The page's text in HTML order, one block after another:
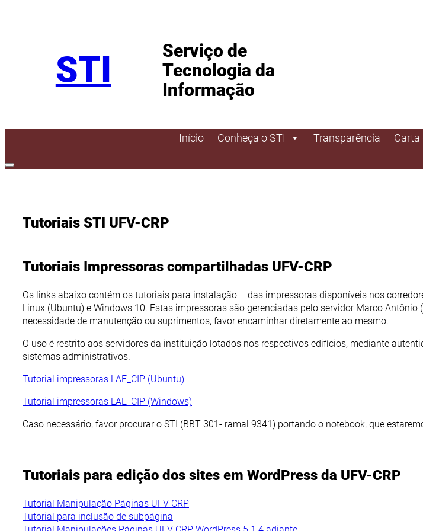
STI
Serviço de
Tecnologia da
Informação
Início Conheça o STI Transparência Carta
Tutoriais STI UFV-CRP
Tutoriais Impressoras compartilhadas UFV-CRP
Os links abaixo contém os tutoriais para instalação – das impressoras disponíveis nos
Linux (Ubuntu) e Windows 10. Estas impressoras são gerenciadas pelo servidor Marco
necessidade de manutenção ou suprimentos, favor encaminhar diretamente ao mesmo.
O uso é restrito aos servidores da instituição lotados nos respectivos edifícios, mediante
sistemas administrativos.
Tutorial impressoras LAE_CIP (Ubuntu)
Tutorial impressoras LAE_CIP (Windows)
Caso necessário, favor procurar o STI (BBT 301- ramal 9341) portando o notebook, que
Tutoriais para edição dos sites em WordPress da UFV-CRP
Tutorial Manipulação Páginas UFV CRP
Tutorial para inclusão de subpágina